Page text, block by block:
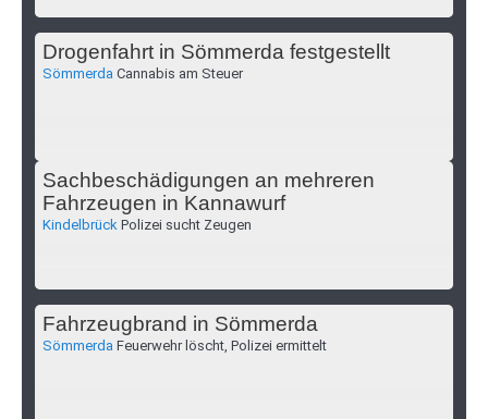
Drogenfahrt in Sömmerda festgestellt
Sömmerda Cannabis am Steuer
Sachbeschädigungen an mehreren
Fahrzeugen in Kannawurf
Kindelbrück Polizei sucht Zeugen
Fahrzeugbrand in Sömmerda
Sömmerda Feuerwehr löscht, Polizei ermittelt